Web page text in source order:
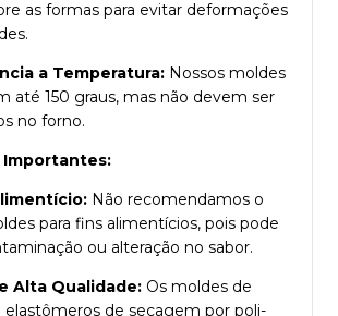
as formas para evitar deformações
a Temperatura: Nossos moldes
até 150 graus, mas não devem ser
no forno.
Não recomendamos o
para fins alimentícios, pois pode
ou alteração no sabor.
Alta Qualidade: Os moldes de
elastômeros de secagem por poli-